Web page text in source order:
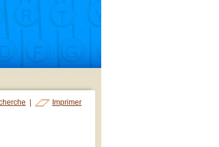
Imprimer